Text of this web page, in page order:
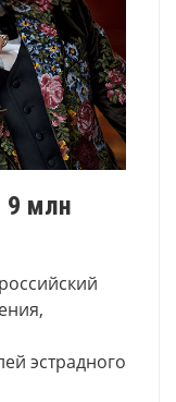
9 млн
эстрадного